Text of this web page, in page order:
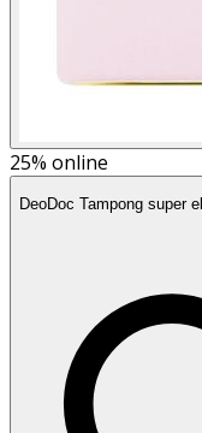
25% online
DeoDoc Tampong super